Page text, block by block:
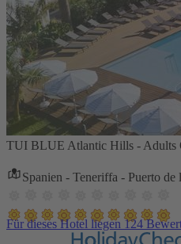
TUI BLUE Atlantic Hills - Adults
Spanien - Teneriffa - Puerto de
Für dieses Hotel liegen 124